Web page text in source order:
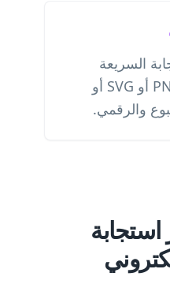
السريعة
الخاص بك بتنسيق PNG أو SVG أو
استجابة